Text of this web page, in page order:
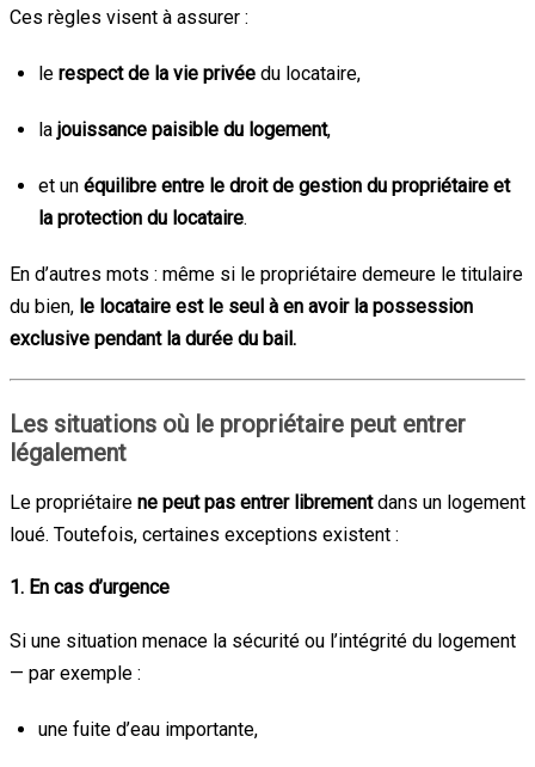
Ces règles visent à assurer :
le respect de la vie privée du locataire,
la jouissance paisible du logement,
et un équilibre entre le droit de gestion du propriétaire et
la protection du locataire.
En d’autres mots : même si le propriétaire demeure le titulaire
du bien, le locataire est le seul à en avoir la possession
exclusive pendant la durée du bail.
Les situations où le propriétaire peut entrer
légalement
Le propriétaire ne peut pas entrer librementdans un logement
loué. Toutefois, certaines exceptions existent :
1. En cas d’urgence
Si une situation menace la sécurité ou l’intégrité du logement
— par exemple :
une fuite d’eau importante,